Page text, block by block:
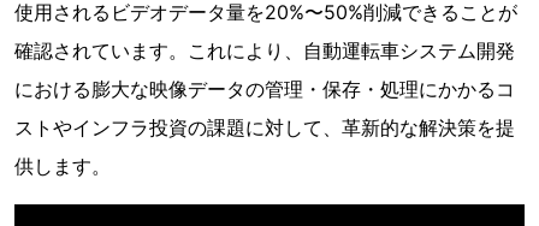
使用されるビデオデータ量を20%〜50%削減できることが
確認されています。これにより、自動運転車システム開発
における膨大な映像データの管理・保存・処理にかかるコ
ストやインフラ投資の課題に対して、革新的な解決策を提
供します。